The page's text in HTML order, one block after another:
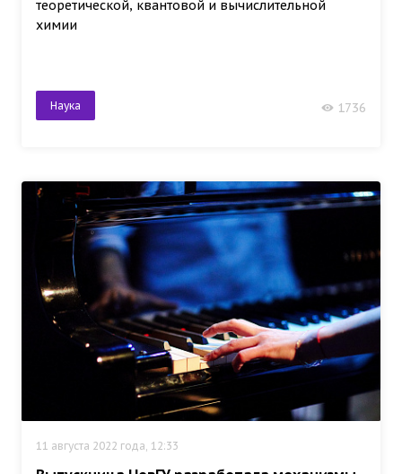
теоретической, квантовой и вычислительной
химии
Наука 1736
11 августа 2022 года, 12:33